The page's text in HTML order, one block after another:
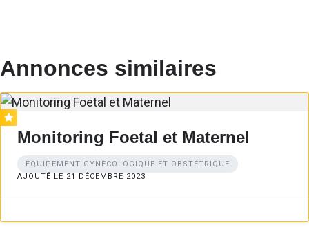
Annonces similaires
Monitoring Foetal et Maternel
ÉQUIPEMENT GYNÉCOLOGIQUE ET OBSTÉTRIQUE
AJOUTÉ LE 21 DÉCEMBRE 2023